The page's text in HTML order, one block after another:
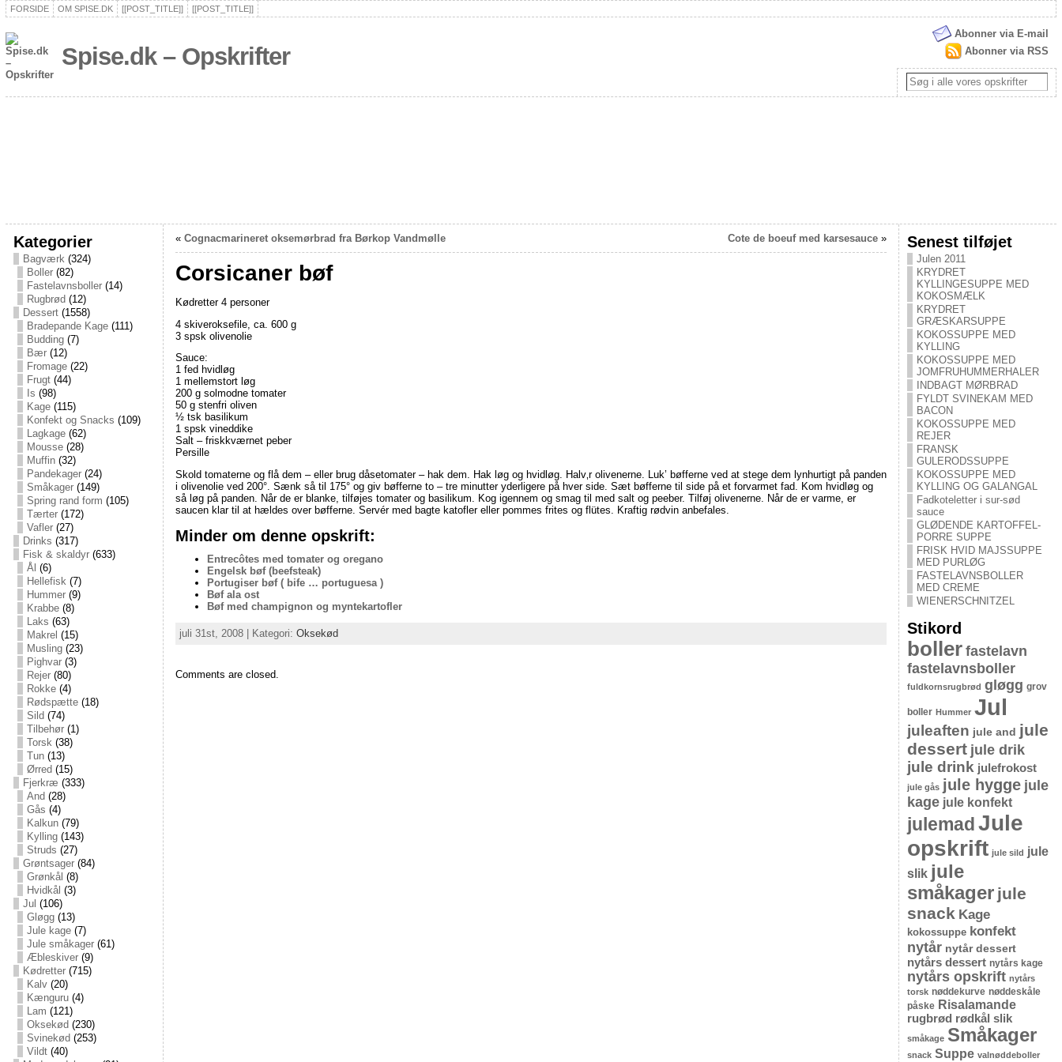
FORSIDE OM SPISE.DK [[POST_TITLE]] [[POST_TITLE]]
Spise.dk – Opskrifter
Abonner via E-mail
Abonner via RSS
Kategorier
Bagværk(324)
Boller(82)
Fastelavnsboller(14)
Rugbrød (12)
Dessert(1558)
Bradepande Kage(111)
Budding(7)
Bær(12)
Fromage(22)
Frugt(44)
Is (98)
Kage(115)
Konfekt og Snacks (109)
Lagkage(62)
Mousse(28)
Muffin(32)
Pandekager(24)
Småkager(149)
Spring rand form (105)
Tærter(172)
Vafler(27)
Drinks (317)
Fisk & skaldyr(633)
Ål (6)
Hellefisk(7)
Hummer(9)
Krabbe(8)
Laks (63)
Makrel (15)
Musling(23)
Pighvar(3)
Rejer(80)
Rokke(4)
Rødspætte(18)
Sild (74)
Tilbehør(1)
Torsk(38)
Tun(13)
Ørred (15)
Fjerkræ (333)
And (28)
Gås (4)
Kalkun(79)
Kylling(143)
Struds (27)
Grøntsager(84)
Grønkål (8)
Hvidkål (3)
Jul (106)
Gløgg(13)
Jule kage(7)
Jule småkager(61)
Æbleskiver(9)
Kødretter(715)
Kalv(20)
Kænguru(4)
Lam (121)
Oksekød (230)
Svinekød (253)
Vildt(40)
« Cognacmarineret oksemørbrad fra Børkop Vandmølle Cote de boeuf med karsesauce»
Corsicaner bøf
Kødretter 4 personer
4 skiveroksefile, ca. 600 g
3 spsk olivenolie
Sauce:
1 fed hvidløg
1 mellemstort løg
200 g solmodne tomater
50 g stenfri oliven
½ tsk basilikum
1 spsk vineddike
Salt – friskkværnet peber
Persille
Skold tomaterne og flå dem – eller brug dåsetomater – hak dem. Hak løg og hvidløg. Halv‚r olivenerne. Luk’ bøfferne ved at stege dem lynhurtigt på panden
i olivenolie ved 200°. Sænk så til 175° og giv bøfferne to – tre minutter yderligere på hver side. Sæt bøfferne til side på et forvarmet fad. Kom hvidløg og
så løg på panden. Når de er blanke, tilføjes tomater og basilikum. Kog igennem og smag til med salt og peeber. Tilføj olivenerne. Når de er varme, er
saucen klar til at hældes over bøfferne. Servér med bagte katofler eller pommes frites og flütes. Kraftig rødvin anbefales.
Minder om denne opskrift:
Entrecôtes med tomater og oregano
Engelsk bøf (beefsteak)
Portugiser bøf ( bife … portuguesa )
Bøf ala ost
Bøf med champignon og myntekartofler
juli 31st, 2008 | Kategori: Oksekød
Comments are closed.
Senest tilføjet
Julen 2011
KRYDRET
KYLLINGESUPPE MED
KOKOSMÆLK
KRYDRET
GRÆSKARSUPPE
KOKOSSUPPE MED
KYLLING
KOKOSSUPPE MED
JOMFRUHUMMERHALER
INDBAGT MØRBRAD
FYLDT SVINEKAM MED
BACON
KOKOSSUPPE MED
REJER
FRANSK
GULERODSSUPPE
KOKOSSUPPE MED
KYLLING OG GALANGAL
Fadkoteletter i sur-sød
sauce
GLØDENDE KARTOFFEL-
PORRE SUPPE
FRISK HVID MAJSSUPPE
MED PURLØG
FASTELAVNSBOLLER
MED CREME
WIENERSCHNITZEL
Stikord
boller fastelavn
fastelavnsboller
fuldkornsrugbrød gløgg grov
boller Hummer Jul
juleaften jule and jule
dessert jule drik
jule drink julefrokost
jule gås jule hygge jule
kage jule konfekt
julemad Jule
opskrift jule sild jule
slik jule
småkager jule
snack Kage
kokossuppe konfekt
nytår nytår dessert
nytårs dessert nytårs kage
nytårs opskrift nytårs
torsk nøddekurve nøddeskåle
påske Risalamande
rugbrød rødkål slik
småkage Småkager
snack Suppe valnøddeboller